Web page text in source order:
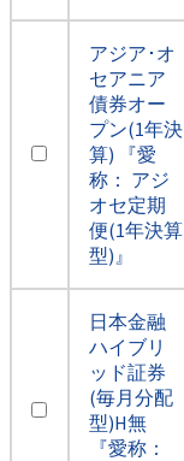
アジア･オ
セアニア
債券オー
プン(1年決
算) 『愛
称： アジ
オセ定期
便(1年決算
型)』
日本金融
ハイブリ
ッド証券
(毎月分配
型)H無
『愛称：